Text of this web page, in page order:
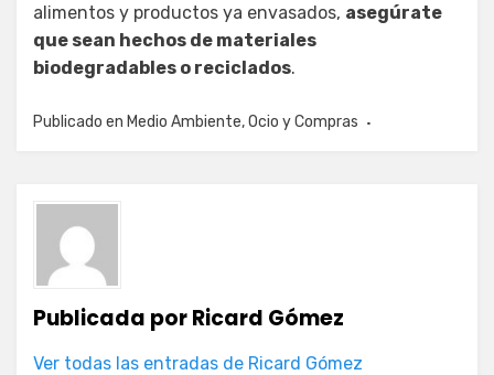
alimentos y productos ya envasados, asegúrate
que sean hechos de materiales
biodegradables o reciclados.
Publicado en Medio Ambiente,Ocio y Compras
Publicada porRicard Gómez
Ver todas las entradas de Ricard Gómez